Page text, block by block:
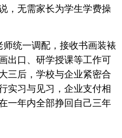
，无需家长为学生学费操
统一调配，接收书画装裱
出口、研学授课等工作可
三后，学校与企业紧密合
实习与见习，企业支付相
一年内全部挣回自己三年